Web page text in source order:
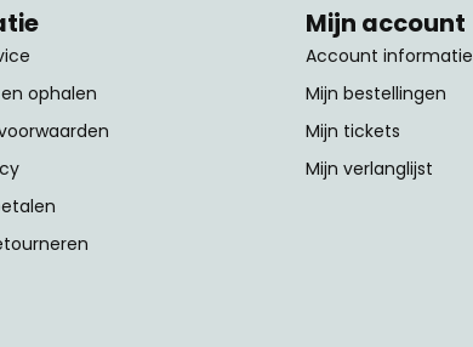
ophalen
Mijn account
Account informatie
Mijn bestellingen
Mijn tickets
Mijn verlanglijst